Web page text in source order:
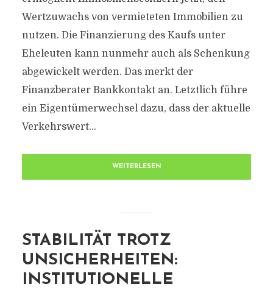
Wertzuwachs von vermieteten Immobilien zu
nutzen. Die Finanzierung des Kaufs unter
Eheleuten kann nunmehr auch als Schenkung
abgewickelt werden. Das merkt der
Finanzberater Bankkontakt an. Letztlich führe
ein Eigentümerwechsel dazu, dass der aktuelle
Verkehrswert...
WEITERLESEN
STABILITÄT TROTZ
UNSICHERHEITEN:
INSTITUTIONELLE